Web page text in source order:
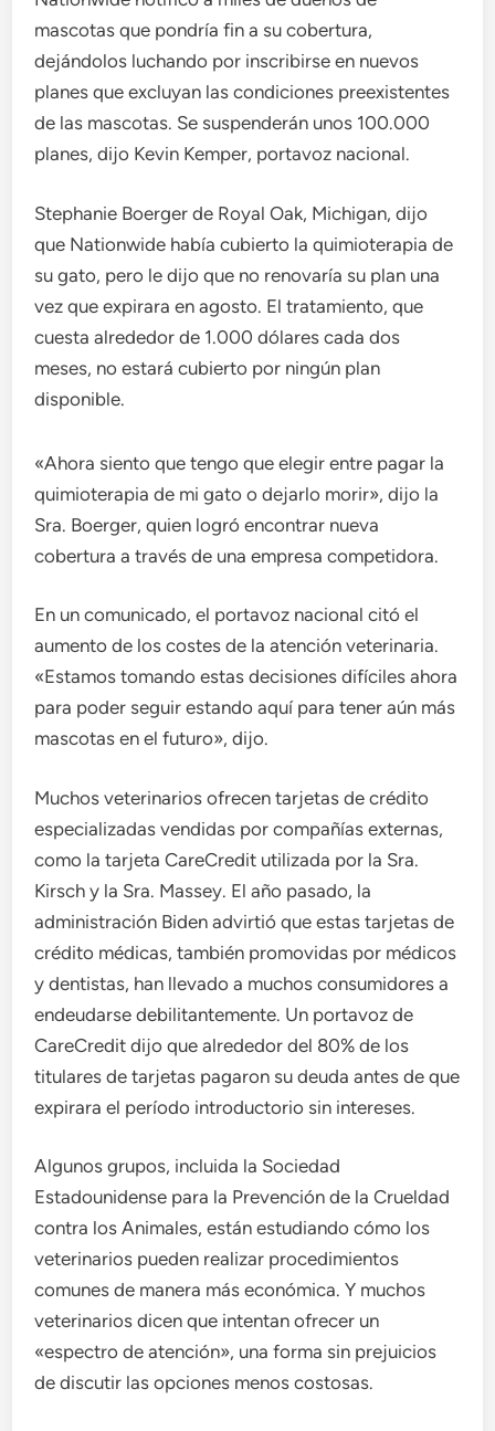
mascotas que pondría fin a su cobertura,
dejándolos luchando por inscribirse en nuevos
planes que excluyan las condiciones preexistentes
de las mascotas. Se suspenderán unos 100.000
planes, dijo Kevin Kemper, portavoz nacional.
Stephanie Boerger de Royal Oak, Michigan, dijo
que Nationwide había cubierto la quimioterapia de
su gato, pero le dijo que no renovaría su plan una
vez que expirara en agosto. El tratamiento, que
cuesta alrededor de 1.000 dólares cada dos
meses, no estará cubierto por ningún plan
disponible.
«Ahora siento que tengo que elegir entre pagar la
quimioterapia de mi gato o dejarlo morir», dijo la
Sra. Boerger, quien logró encontrar nueva
cobertura a través de una empresa competidora.
En un comunicado, el portavoz nacional citó el
aumento de los costes de la atención veterinaria.
«Estamos tomando estas decisiones difíciles ahora
para poder seguir estando aquí para tener aún más
mascotas en el futuro», dijo.
Muchos veterinarios ofrecen tarjetas de crédito
especializadas vendidas por compañías externas,
como la tarjeta CareCredit utilizada por la Sra.
Kirsch y la Sra. Massey. El año pasado, la
administración Biden advirtió que estas tarjetas de
crédito médicas, también promovidas por médicos
y dentistas, han llevado a muchos consumidores a
endeudarse debilitantemente. Un portavoz de
CareCredit dijo que alrededor del 80% de los
titulares de tarjetas pagaron su deuda antes de que
expirara el período introductorio sin intereses.
Algunos grupos, incluida la Sociedad
Estadounidense para la Prevención de la Crueldad
contra los Animales, están estudiando cómo los
veterinarios pueden realizar procedimientos
comunes de manera más económica. Y muchos
veterinarios dicen que intentan ofrecer un
«espectro de atención», una forma sin prejuicios
de discutir las opciones menos costosas.